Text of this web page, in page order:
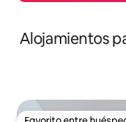
Alojamientos